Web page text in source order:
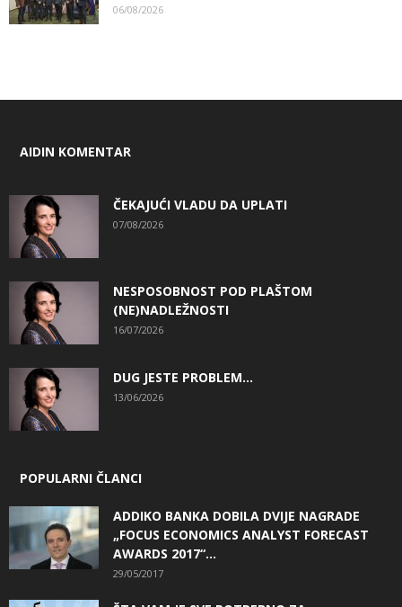
06/08/2026
AIDIN KOMENTAR
ČEKAJUĆI VLADU DA UPLATI
07/08/2026
NESPOSOBNOST POD PLAŠTOM
(NE)NADLEŽNOSTI
16/07/2026
DUG JESTE PROBLEM…
13/06/2026
POPULARNI ČLANCI
ADDIKO BANKA DOBILA DVIJE NAGRADE
„FOCUS ECONOMICS ANALYST FORECAST
AWARDS 2017“...
29/05/2017